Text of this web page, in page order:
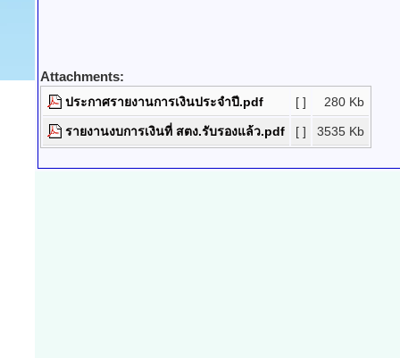
Attachments:
ประกาศรายงานการเงินประจำปี.pdf [ ] 280 Kb
รายงานงบการเงินที่ สตง.รับรองแล้ว.pdf [ ] 3535 Kb